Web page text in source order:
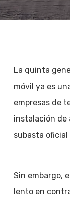
La quinta
móvil ya es
empresas de
instalación de
subasta
Sin embargo,
lento en